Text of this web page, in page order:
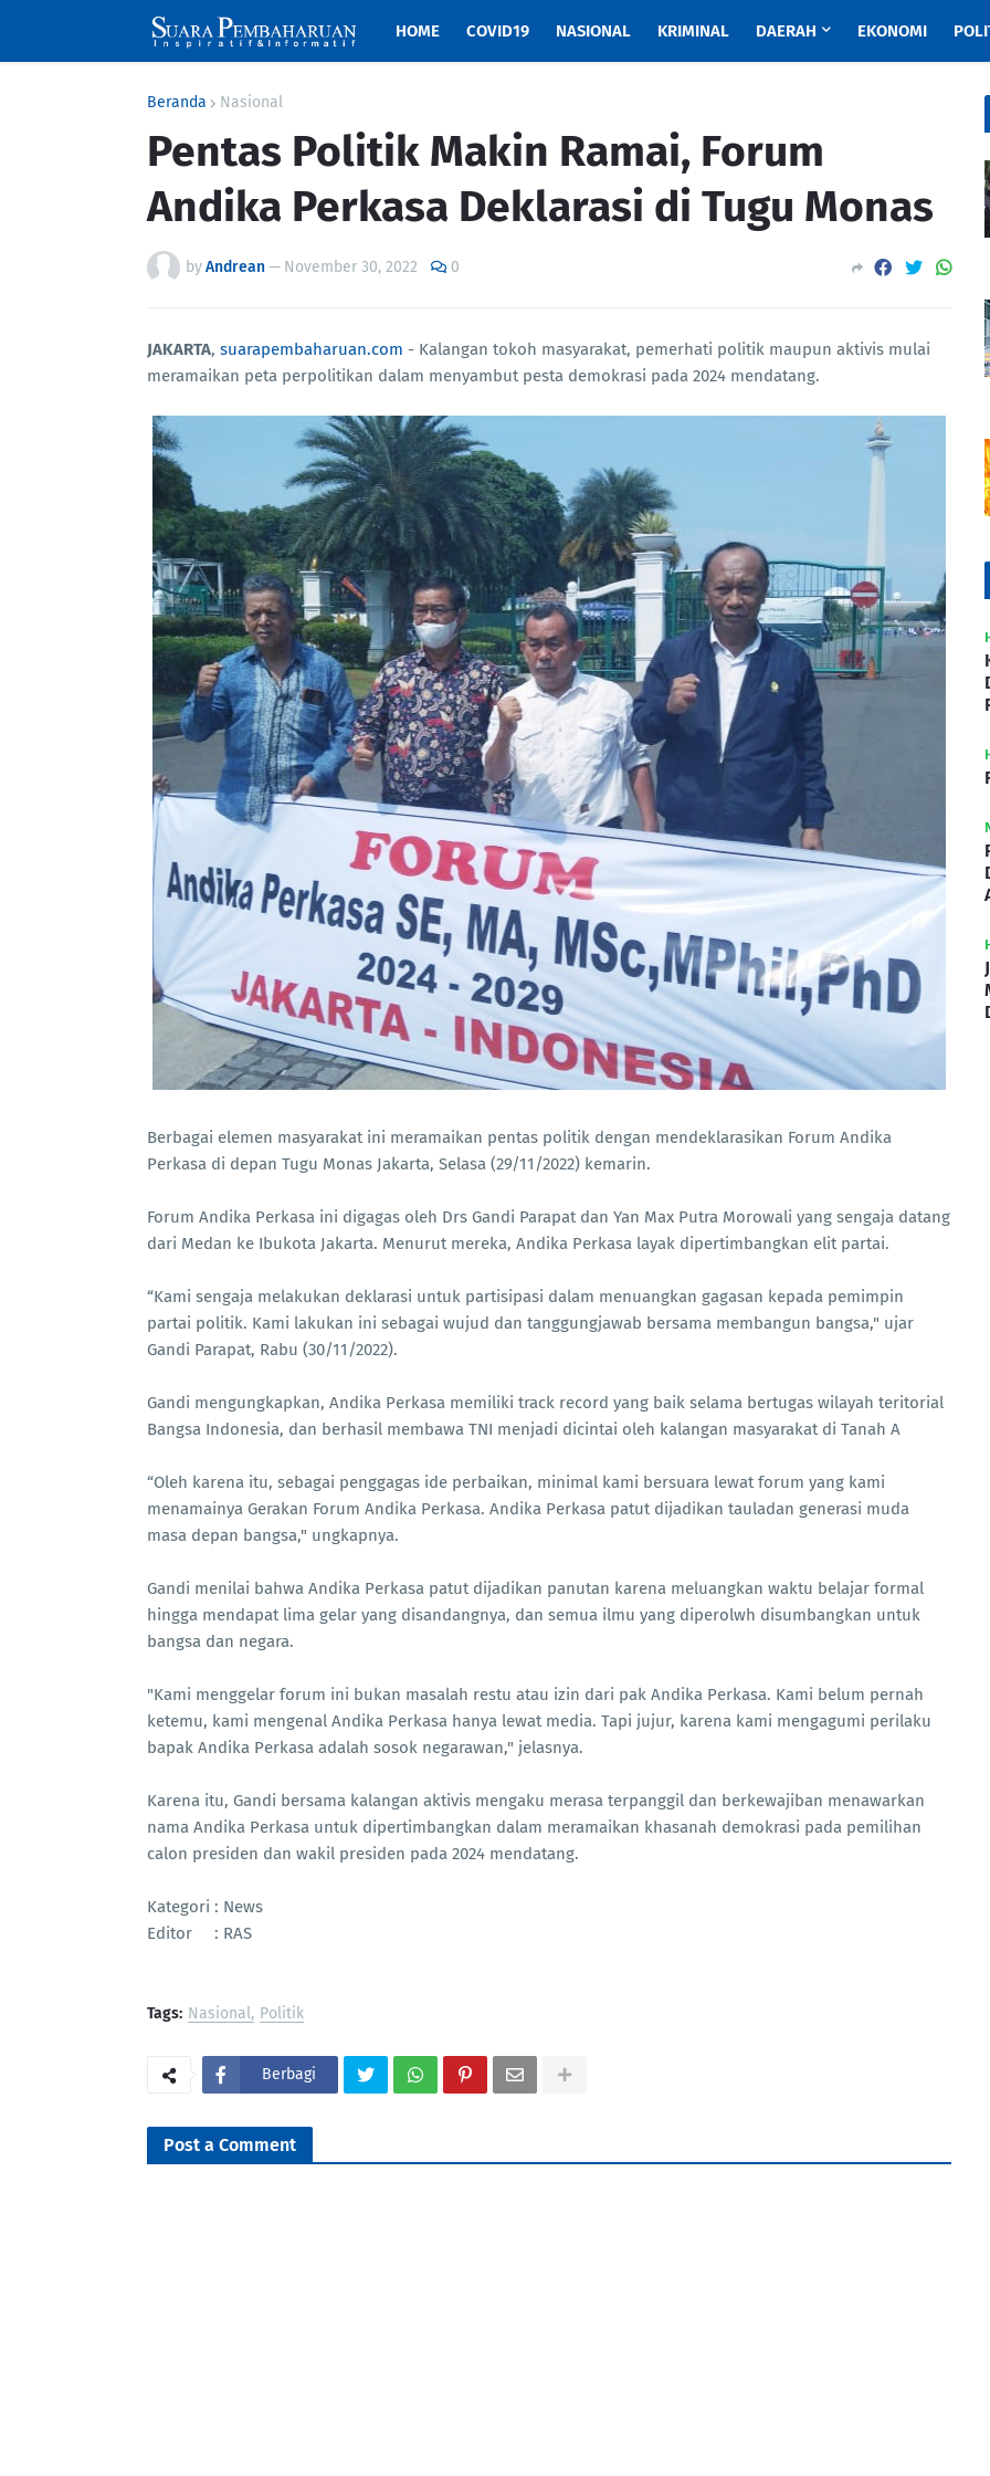
HOME COVID19 NASIONAL KRIMINAL DAERAH EKONOMI
Beranda Nasional
Pentas Politik Makin Ramai, Forum
Andika Perkasa Deklarasi di Tugu Monas
byAndrean— November 30, 2022 0
JAKARTA, suarapembaharuan.com - Kalangan tokoh masyarakat, pemerhati politik maupun aktivis mulai
meramaikan peta perpolitikan dalam menyambut pesta demokrasi pada 2024 mendatang.
Berbagai elemen masyarakat ini meramaikan pentas politik dengan mendeklarasikan Forum Andika
Perkasa di depan Tugu Monas Jakarta, Selasa (29/11/2022) kemarin.
Forum Andika Perkasa ini digagas oleh Drs Gandi Parapat dan Yan Max Putra Morowali yang sengaja datang
dari Medan ke Ibukota Jakarta. Menurut mereka, Andika Perkasa layak dipertimbangkan elit partai.
“Kami sengaja melakukan deklarasi untuk partisipasi dalam menuangkan gagasan kepada pemimpin
partai politik. Kami lakukan ini sebagai wujud dan tanggungjawab bersama membangun bangsa," ujar
Gandi Parapat, Rabu (30/11/2022).
Gandi mengungkapkan, Andika Perkasa memiliki track record yang baik selama bertugas wilayah teritorial
Bangsa Indonesia, dan berhasil membawa TNI menjadi dicintai oleh kalangan masyarakat di Tanah A
“Oleh karena itu, sebagai penggagas ide perbaikan, minimal kami bersuara lewat forum yang kami
menamainya Gerakan Forum Andika Perkasa. Andika Perkasa patut dijadikan tauladan generasi muda
masa depan bangsa," ungkapnya.
Gandi menilai bahwa Andika Perkasa patut dijadikan panutan karena meluangkan waktu belajar formal
hingga mendapat lima gelar yang disandangnya, dan semua ilmu yang diperolwh disumbangkan untuk
bangsa dan negara.
"Kami menggelar forum ini bukan masalah restu atau izin dari pak Andika Perkasa. Kami belum pernah
ketemu, kami mengenal Andika Perkasa hanya lewat media. Tapi jujur, karena kami mengagumi perilaku
bapak Andika Perkasa adalah sosok negarawan," jelasnya.
Karena itu, Gandi bersama kalangan aktivis mengaku merasa terpanggil dan berkewajiban menawarkan
nama Andika Perkasa untuk dipertimbangkan dalam meramaikan khasanah demokrasi pada pemilihan
calon presiden dan wakil presiden pada 2024 mendatang.
Kategori : News
Editor : RAS
Tags: Nasional Politik
Berbagi
Post a Comment